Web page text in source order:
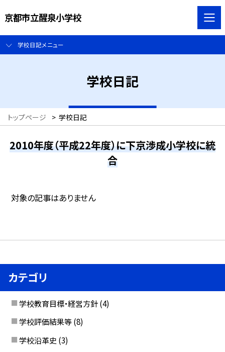
京都市立醒泉小学校
学校日記メニュー
学校日記
トップページ > 学校日記
2010年度（平成22年度）に下京渉成小学校に統
合
対象の記事はありません
カテゴリ
学校教育目標・経営方針 (4)
学校評価結果等 (8)
学校沿革史 (3)